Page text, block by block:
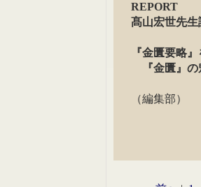
REPORT
髙山宏世先生
『金匱要略
『金匱』の
（編集部）